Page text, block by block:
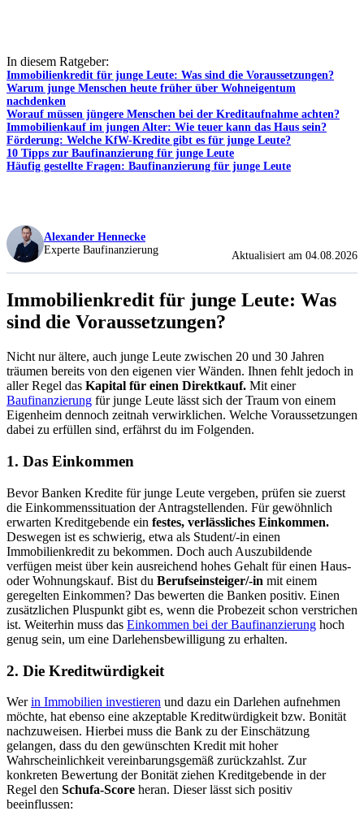
In diesem Ratgeber:
Immobilienkredit für junge Leute: Was sind die Voraussetzungen?
Warum junge Menschen heute früher über Wohneigentum
nachdenken
Worauf müssen jüngere Menschen bei der Kreditaufnahme achten?
Immobilienkauf im jungen Alter: Wie teuer kann das Haus sein?
Förderung: Welche KfW-Kredite gibt es für junge Leute?
10 Tipps zur Baufinanzierung für junge Leute
Häufig gestellte Fragen: Baufinanzierung für junge Leute
Alexander Hennecke
Experte Baufinanzierung
Aktualisiert am 04.08.2026
Immobilienkredit für junge Leute: Was
sind die Voraussetzungen?
Nicht nur ältere, auch junge Leute zwischen 20 und 30 Jahren
träumen bereits von den eigenen vier Wänden. Ihnen fehlt jedoch in
aller Regel das Kapital für einen Direktkauf. Mit einer
Baufinanzierung für junge Leute lässt sich der Traum von einem
Eigenheim dennoch zeitnah verwirklichen. Welche Voraussetzungen
dabei zu erfüllen sind, erfährst du im Folgenden.
1. Das Einkommen
Bevor Banken Kredite für junge Leute vergeben, prüfen sie zuerst
die Einkommenssituation der Antragstellenden. Für gewöhnlich
erwarten Kreditgebende ein festes, verlässliches Einkommen.
Deswegen ist es schwierig, etwa als Student/-in einen
Immobilienkredit zu bekommen. Doch auch Auszubildende
verfügen meist über kein ausreichend hohes Gehalt für einen Haus-
oder Wohnungskauf. Bist du Berufseinsteiger/-in mit einem
geregelten Einkommen? Das bewerten die Banken positiv. Einen
zusätzlichen Pluspunkt gibt es, wenn die Probezeit schon verstrichen
ist. Weiterhin muss das Einkommen bei der Baufinanzierung hoch
genug sein, um eine Darlehensbewilligung zu erhalten.
2. Die Kreditwürdigkeit
Werin Immobilien investieren und dazu ein Darlehen aufnehmen
möchte, hat ebenso eine akzeptable Kreditwürdigkeit bzw. Bonität
nachzuweisen. Hierbei muss die Bank zu der Einschätzung
gelangen, dass du den gewünschten Kredit mit hoher
Wahrscheinlichkeit vereinbarungsgemäß zurückzahlst. Zur
konkreten Bewertung der Bonität ziehen Kreditgebende in der
Regel den Schufa-Score heran. Dieser lässt sich positiv
beeinflussen: